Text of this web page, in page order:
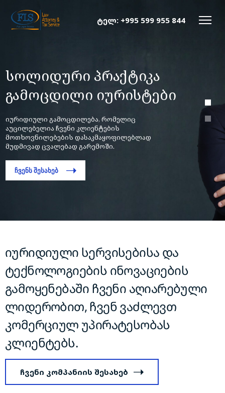
ტელ: +995 599 955 844
სოლიდური პრაქტიკა
გამოცდილი იურისტები
იურიდიული გამოცდილება, რომელიც
აუცილებელია ჩვენი კლიენტების
მოთხოვნილებების დასაკმაყოფილებლად
მუდმივად ცვალებად გარემოში.
ᲩᲕᲔᲜᲡ ᲨᲔᲡᲐᲮᲔᲑ
იურიდიული სერვისებისა და
ტექნოლოგიების ინოვაციების
გამოყენებაში ჩვენი აღიარებული
ლიდერობით, ჩვენ ვაძლევთ
კომერციულ უპირატესობას
კლიენტებს.
ჩვენი კომპანიის შესახებ